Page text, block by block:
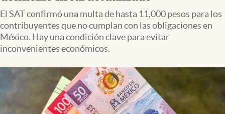
Tv
Clima
abre en nueva pestaña
México
El SAT confirmó una multa de hasta 11,000 pesos para los
contribuyentes que no cumplan con las obligaciones en
México. Hay una condición clave para evitar
inconvenientes económicos.